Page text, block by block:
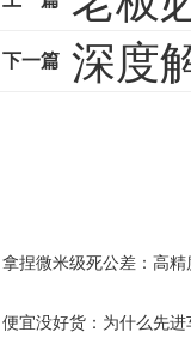
下一篇 深度
拿捏微米级死公差：高
便宜没好货：为什么先